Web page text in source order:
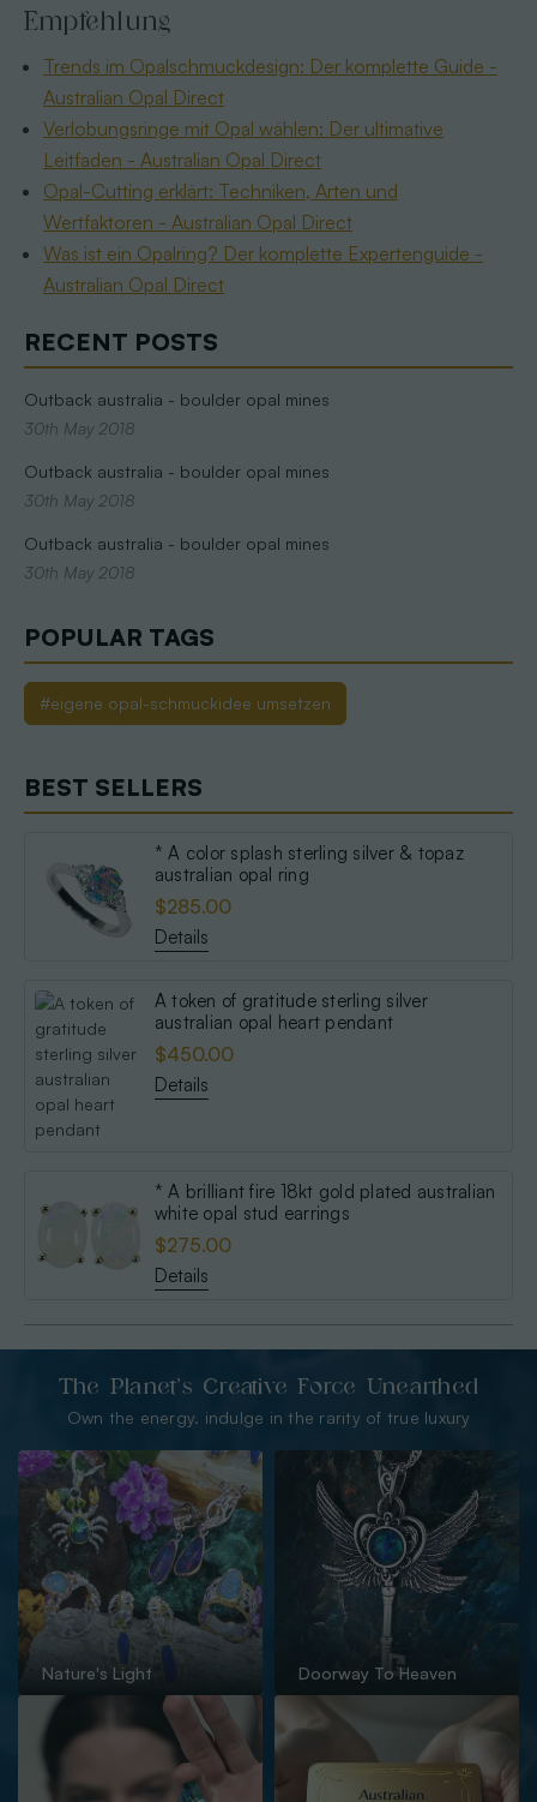
RECENT POSTS
Outback australia - boulder opal mines
30th May 2018
Outback australia - boulder opal mines
30th May 2018
Outback australia - boulder opal mines
30th May 2018
POPULAR TAGS
#eigene opal-schmuckidee umsetzen
BEST SELLERS
* A color splash sterling silver & topaz
australian opal ring
$285.00
Details
A token of gratitude sterling silver
australian opal heart pendant
$450.00
Details
* A brilliant fire 18kt gold plated australian
white opal stud earrings
$275.00
Details
Empfehlung
Trends im Opalschmuckdesign: Der komplette Guide -
Australian Opal Direct
Verlobungsringe mit Opal wählen: Der ultimative
Leitfaden - Australian Opal Direct
Opal-Cutting erklärt: Techniken, Arten und
Wertfaktoren - Australian Opal Direct
Was ist ein Opalring? Der komplette Expertenguide -
Australian Opal Direct
The Planet’s Creative Force Unearthed
Own the energy. indulge in the rarity of true luxury
Nature's Light Doorway To Heaven